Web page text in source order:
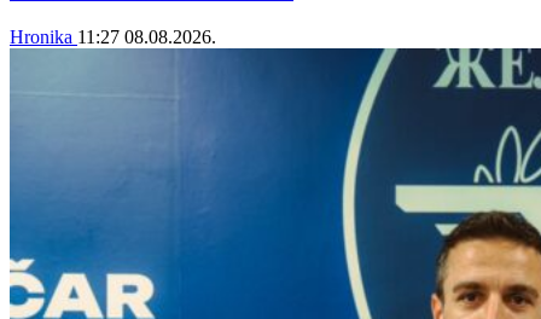
Hronika 11:27 08.08.2026.